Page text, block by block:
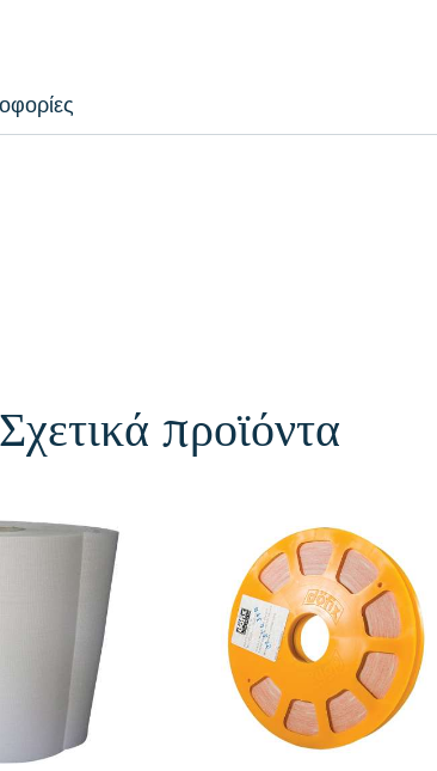
Σχετικά προϊόντα